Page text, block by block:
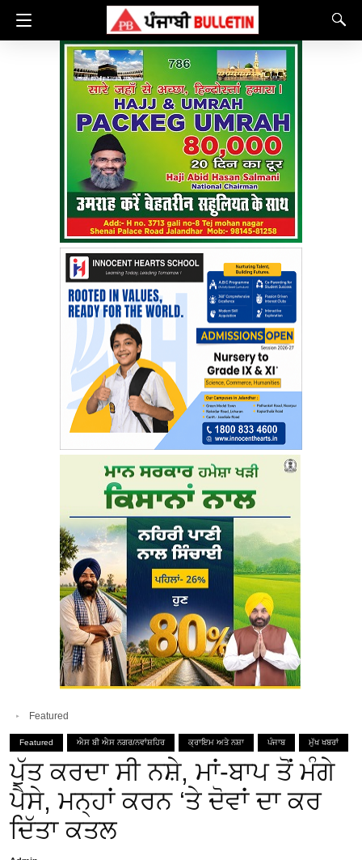
Featured
Featured ਐਸ ਬੀ ਐਸ ਨਗਰ/ਨਵਾਂਸ਼ਹਿਰ ਕ੍ਰਾਇਮ ਅਤੇ ਨਸ਼ਾ ਪੰਜਾਬ ਮੁੱਖ ਖਬਰਾਂ
ਪੁੱਤ ਕਰਦਾ ਸੀ ਨਸ਼ੇ, ਮਾਂ-ਬਾਪ ਤੋਂ ਮੰਗੇ
ਪੈਸੇ, ਮਨ੍ਹਾਂ ਕਰਨ ‘ਤੇ ਦੋਵਾਂ ਦਾ ਕਰ
ਦਿੱਤਾ ਕਤਲ